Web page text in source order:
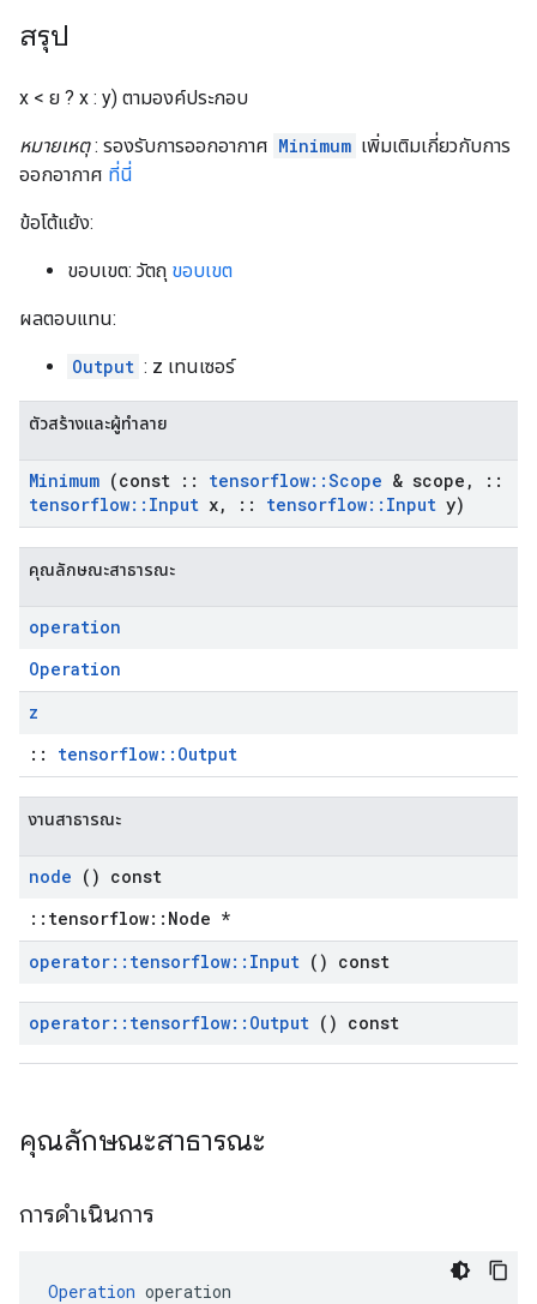
สรุป
x < ย ? x : y) ตามองค์ประกอบ
หมายเหตุ: รองรับการออกอากาศ Minimum เพิ่มเติมเกี่ยวกับการ
ออกอากาศ ที่นี่
ข้อโต้แย้ง:
ขอบเขต: วัตถุ ขอบเขต
ผลตอบแทน:
Output : z เทนเซอร์
ตัวสร้างและผู้ทำลาย
Minimum (const :: tensorflow::Scope & scope ,
::
tensorflow:: Input x, :: tensorflow:: Input y)
คุณลักษณะสาธารณะ
operation
Operation
z
:: tensorflow::Output
งานสาธารณะ
node () const
::tensorflow::Node *
operator:: tensorflow:: Input () const
operator:: tensorflow:: Output () const
คุณลักษณะสาธารณะ
การดำเนินการ
Operation operation